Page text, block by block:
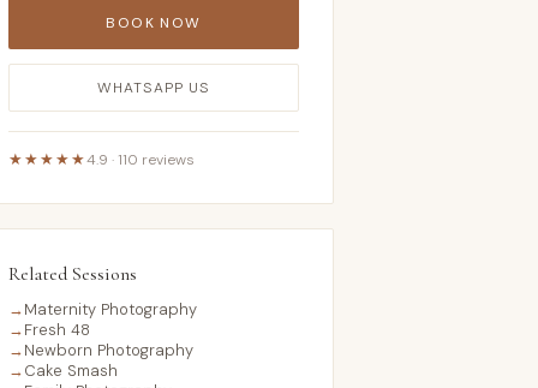
BOOK NOW
WHATSAPP US
★★★★★4.9 · 110 reviews
Related Sessions
→Maternity Photography
→Fresh 48
→Newborn Photography
→Cake Smash